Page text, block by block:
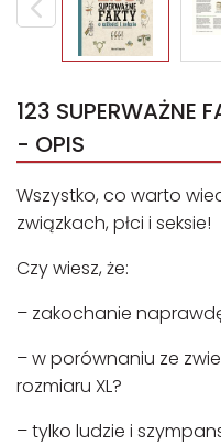
123 SUPERWAŻNE
- OPIS
Wszystko, co warto
związkach, płci i seksie!
Czy wiesz, że:
– zakochanie
– w porównaniu ze
rozmiaru XL?
– tylko ludzie i